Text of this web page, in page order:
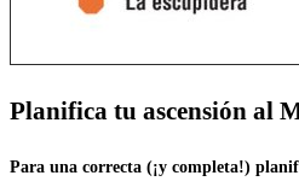
Planifica tu ascensión al
Para una correcta (¡y completa!)